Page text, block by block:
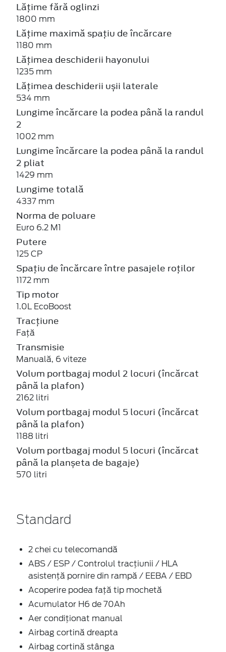
Lățime fără oglinzi
1800 mm
Lățime maximă spațiu de încărcare
1180 mm
Lățimea deschiderii hayonului
1235 mm
Lățimea deschiderii ușii laterale
534 mm
Lungime încărcare la podea până la randul
2
1002 mm
Lungime încărcare la podea până la randul
2 pliat
1429 mm
Lungime totală
4337 mm
Norma de poluare
Euro 6.2 M1
Putere
125 CP
Spațiu de încărcare între pasajele roților
1172 mm
Tip motor
1.0L EcoBoost
Tracțiune
Față
Transmisie
Manuală, 6 viteze
Volum portbagaj modul 2 locuri (încărcat
până la plafon)
2162 litri
Volum portbagaj modul 5 locuri (încărcat
până la plafon)
1188 litri
Volum portbagaj modul 5 locuri (încărcat
până la planșeta de bagaje)
570 litri
Standard
2 chei cu telecomandă
ABS / ESP / Controlul tracțiunii / HLA
asistență pornire din rampă / EEBA / EBD
Acoperire podea față tip mochetă
Acumulator H6 de 70Ah
Aer condiționat manual
Airbag cortină dreapta
Airbag cortină stânga